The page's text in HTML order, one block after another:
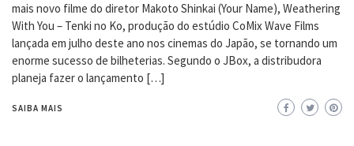
mais novo filme do diretor Makoto Shinkai (Your Name), Weathering
With You – Tenki no Ko, produção do estúdio CoMix Wave Films
lançada em julho deste ano nos cinemas do Japão, se tornando um
enorme sucesso de bilheterias. Segundo o JBox, a distribudora
planeja fazer o lançamento […]
SAIBA MAIS